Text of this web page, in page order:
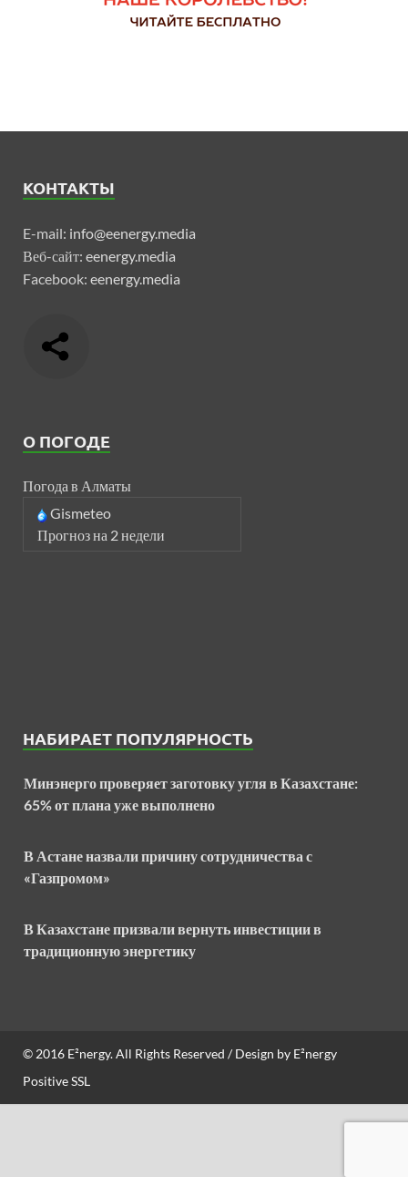
КОНТАКТЫ
E-mail: info@eenergy.media
Веб-сайт: eenergy.media
Facebook: eenergy.media
О ПОГОДЕ
Погода в Алматы
Gismeteo
Прогноз на 2 недели
НАБИРАЕТ ПОПУЛЯРНОСТЬ
Минэнерго проверяет заготовку угля в Казахстане:
65% от плана уже выполнено
В Астане назвали причину сотрудничества с
«Газпромом»
В Казахстане призвали вернуть инвестиции в
традиционную энергетику
© 2016 E²nergy. All Rights Reserved / Design by E²nergy
Positive SSL